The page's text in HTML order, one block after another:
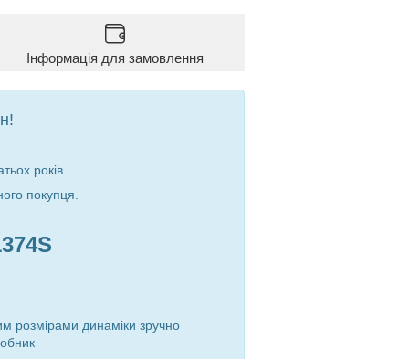
Інформація для замовлення
років.
покупця.
розмірами динаміки зручно